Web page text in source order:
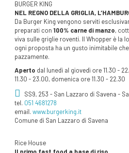
BURGER KING
NEL REGNO DELLA GRIGLIA,
Da Burger King vengono serviti
preparati con 100% carne di manzo,
viva sulle griglie roventi. Il Whopper è la
ogni proposta ha un gusto inimitabile
pazzamente.
Aperto dal lunedì al giovedì ore 11.30 -
11.30 - 23.00, domenica ore 11.30 - 22.30
SS9, 253 - San Lazzaro di Savena -
tel. 051 4681278
email. www.burgerking.it
Comune di San Lazzaro di Savena
Rice House